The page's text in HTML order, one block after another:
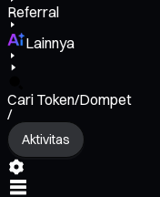
Referral
Lainnya
Cari Token/Dompet
/
Aktivitas